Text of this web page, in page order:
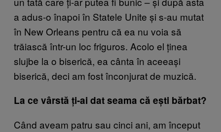
a adus-o înapoi în Statele Unite și s-au mutat
în New Orleans pentru că ea nu voia să
trăiască într-un loc friguros. Acolo el ținea
slujbe la o biserică, ea cânta în aceeași
biserică, deci am fost înconjurat de muzică.
La ce vârstă ți-ai dat seama că ești bărbat?
Când aveam patru sau cinci ani, am început